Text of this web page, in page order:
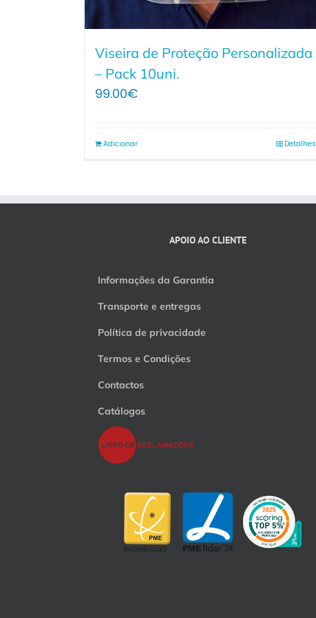
Viseira de Proteção Personalizada
– Pack 10uni.
99.00€
Adicionar Detalhes
APOIO AO CLIENTE
Informações da Garantia
Transporte e entregas
Política de privacidade
Termos e Condições
Contactos
Catálogos